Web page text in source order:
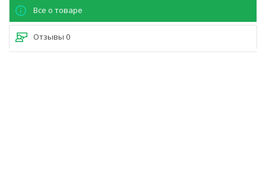
Все о товаре
Отзывы 0